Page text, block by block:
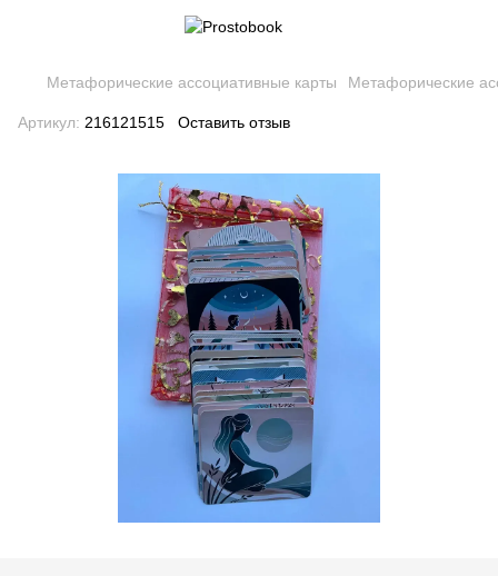
Метафорические ассоциативные карты Метафорические
Артикул: 216121515 Оставить отзыв